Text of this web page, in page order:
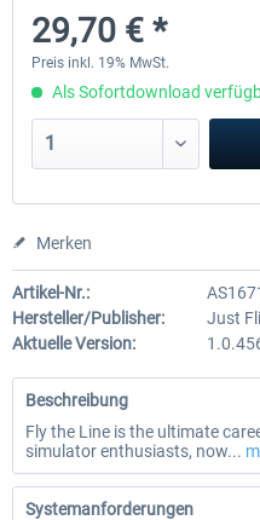
48,94 € *
29,70 € *
Preis inkl. 19% MwSt.
Als Sofortdownload
Merken
Artikel-Nr.:
Hersteller/Publisher:
Just
Aktuelle Version:
Beschreibung
Fly the Line is the ultimate
simulator enthusiasts, now...
Systemanforderungen